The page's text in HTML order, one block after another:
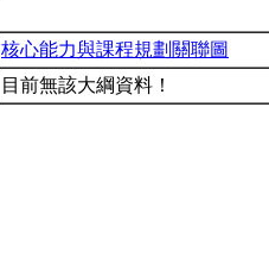
核心能力與課程規劃關聯圖
目前無該大綱資料！